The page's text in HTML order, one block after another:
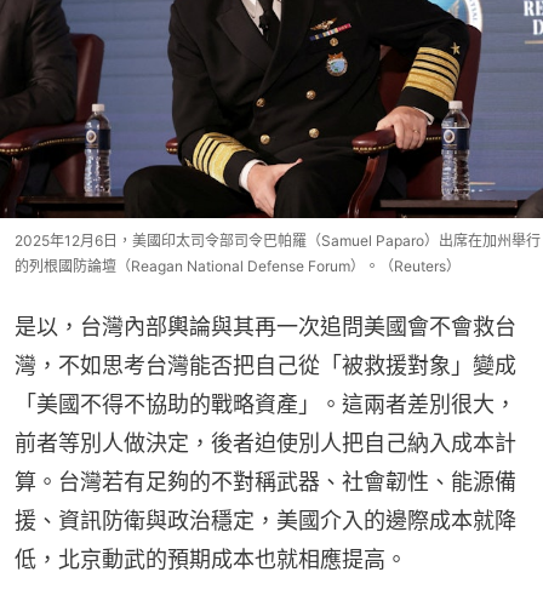
2025年12月6日，美國印太司令部司令巴帕羅（Samuel Paparo）出席在加州舉行
的列根國防論壇（Reagan National Defense Forum）。（Reuters）
是以，台灣內部輿論與其再一次追問美國會不會救台
灣，不如思考台灣能否把自己從「被救援對象」變成
「美國不得不協助的戰略資產」。這兩者差別很大，
前者等別人做決定，後者迫使別人把自己納入成本計
算。台灣若有足夠的不對稱武器、社會韌性、能源備
援、資訊防衛與政治穩定，美國介入的邊際成本就降
低，北京動武的預期成本也就相應提高。